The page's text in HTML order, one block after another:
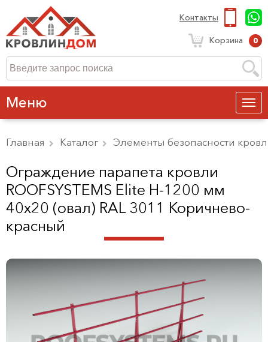
Контакты
Корзина 0
Меню
Главная Каталог Элементы безопасности
Ограждение парапета кровли
ROOFSYSTEMS Elite H-1200 мм
40х20 (овал) RAL 3011 Коричнево-
красный